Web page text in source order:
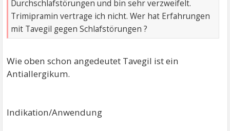
Durchschlafstörungen und bin sehr verzweifelt.
Trimipramin vertrage ich nicht. Wer hat Erfahrungen
mit Tavegil gegen Schlafstörungen ?
Wie oben schon angedeutet Tavegil ist ein
Antiallergikum.
Indikation/Anwendung